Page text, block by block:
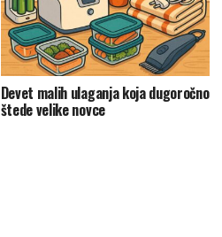
Devet malih ulaganja koja dugoročno
štede velike novce